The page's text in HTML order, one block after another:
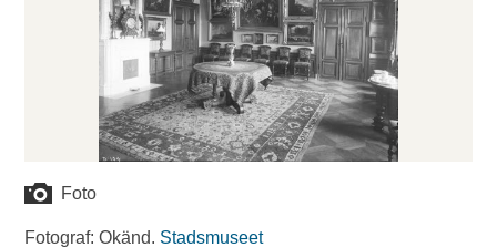
Foto
Fotograf: Okänd. Stadsmuseet